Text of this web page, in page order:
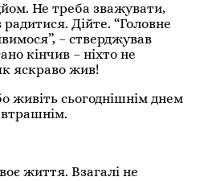
Не треба зважувати,
радитися. Дійте. “Головне
– стверджував
кінчив – ніхто не
яскраво жив!
живіть сьогоднішнім днем
життя. Взагалі не